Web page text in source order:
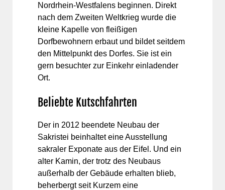
Nordrhein-Westfalens beginnen. Direkt
nach dem Zweiten Weltkrieg wurde die
kleine Kapelle von fleißigen
Dorfbewohnern erbaut und bildet seitdem
den Mittelpunkt des Dorfes. Sie ist ein
gern besuchter zur Einkehr einladender
Ort.
Beliebte Kutschfahrten
Der in 2012 beendete Neubau der
Sakristei beinhaltet eine Ausstellung
sakraler Exponate aus der Eifel. Und ein
alter Kamin, der trotz des Neubaus
außerhalb der Gebäude erhalten blieb,
beherbergt seit Kurzem eine